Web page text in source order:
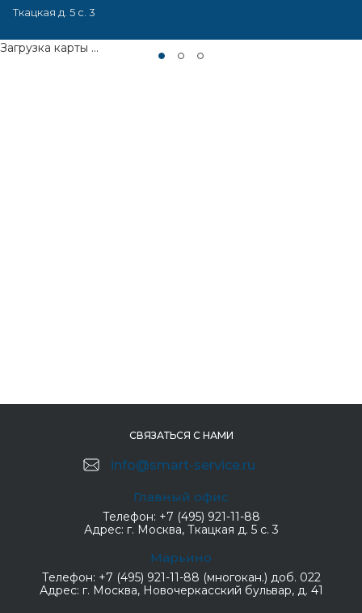
Ткацкая д. 5 с. 3
Загрузка карты ...
СВЯЗАТЬСЯ С НАМИ
info@smart-service.ru
Главный офис
Телефон: +7 (495) 921-11-88
Адрес: г. Москва, Ткацкая д. 5 с. 3
Марьино
Телефон: +7 (495) 921-11-88 (многокан.) доб. 022
Адрес: г. Москва, Новочеркасский бульвар, д. 41